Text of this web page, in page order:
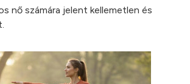
nő számára jelent kellemetlen és